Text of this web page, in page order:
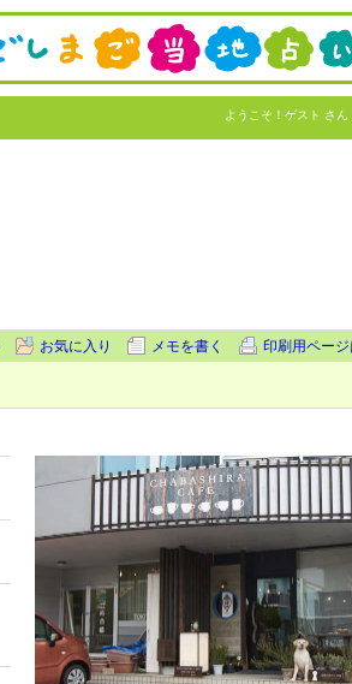
ようこそ！ ゲスト さん
お気に入り メモを書く 印刷用ページ